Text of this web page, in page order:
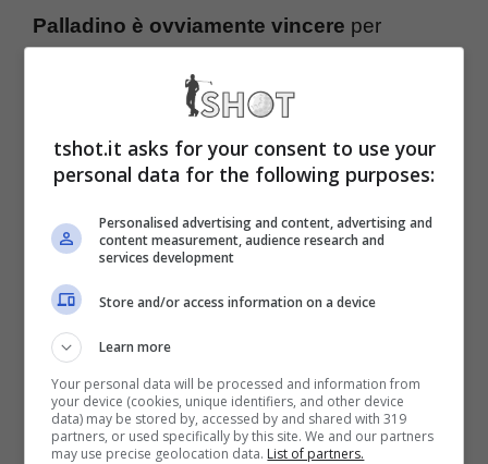
Palladino è ovviamente vincere per
che si è creata attorno al gruppo squadra, ed
Antonio Conte è sicuro di riuscire in
questo obiettivo, anche perché nei momenti
di difficoltà è sempre riuscito a cacciare il
meglio da se stesso ma anche dai calciatori.
Qualora questo non dovesse succedere,
strada da percorrere potrebbe essere solo
una: quella delle dimissioni.
Antonio Conte non sarebbe nuovo a una
tshot.it asks for your consent to use your
personal data for the following purposes:
Personalised advertising and content, advertising and
content measurement, audience research and
services development
Store and/or access information on a device
Learn more
Your personal data will be processed and information from
your device (cookies, unique identifiers, and other device
data) may be stored by, accessed by and shared with 319
partners, or used specifically by this site. We and our partners
may use precise geolocation data. List of partners.